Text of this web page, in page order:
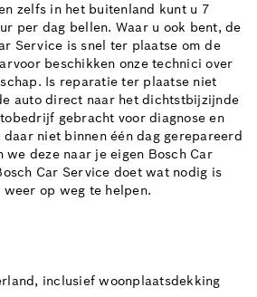
zelfs in het buitenland kunt u 7
per dag bellen. Waar u ook bent, de
Service is snel ter plaatse om de
beschikken onze technici over
Is reparatie ter plaatse niet
auto direct naar het dichtstbijzijnde
gebracht voor diagnose en
daar niet binnen één dag gerepareerd
we deze naar je eigen Bosch Car
Car Service doet wat nodig is
op weg te helpen.
inclusief woonplaatsdekking